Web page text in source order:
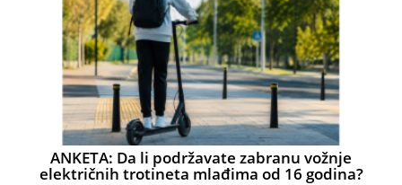
ANKETA: Da li podržavate zabranu vožnje
električnih trotineta mlađima od 16 godina?